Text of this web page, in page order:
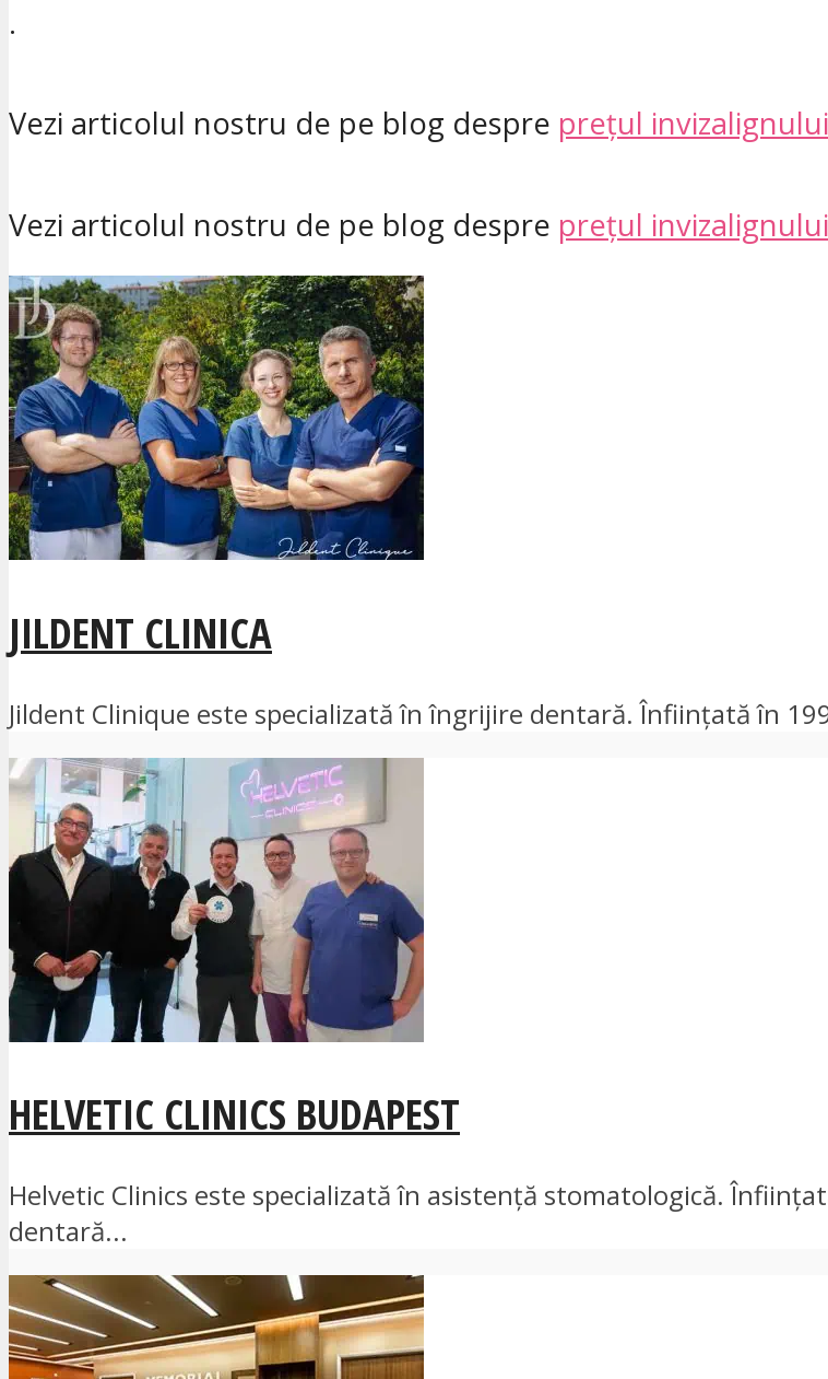
.
Vezi articolul nostru de pe blog despre prețul
Vezi articolul nostru de pe blog despre prețul
JILDENT CLINICA
Jildent Clinique este specializată în îngrijire dentară. Înființată în
HELVETIC CLINICS BUDAPEST
Helvetic Clinics este specializată în asistență stomatologică.
dentară...